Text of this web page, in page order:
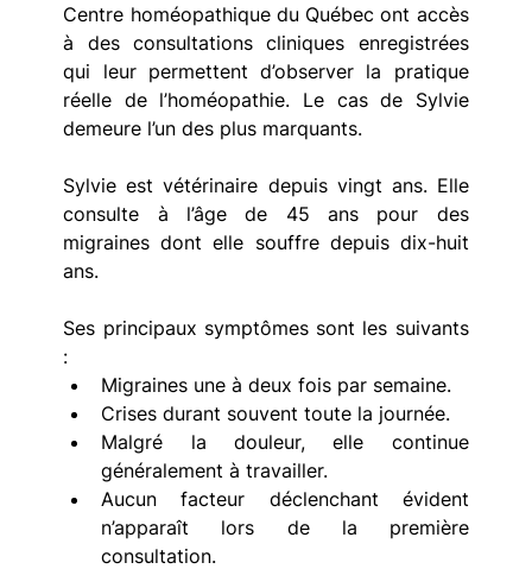
Centre homéopathique du Québec ont accès
à des consultations cliniques enregistrées
qui leur permettent d’observer la pratique
réelle de l’homéopathie. Le cas de Sylvie
demeure l’un des plus marquants.
Sylvie est vétérinaire depuis vingt ans. Elle
consulte à l’âge de 45 ans pour des
migraines dont elle souffre depuis dix-huit
ans.
Ses principaux symptômes sont les suivants
:
Migraines une à deux fois par semaine.
Crises durant souvent toute la journée.
Malgré la douleur, elle continue
généralement à travailler.
Aucun facteur déclenchant évident
n’apparaît lors de la première
consultation.